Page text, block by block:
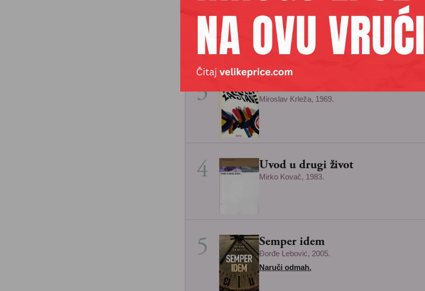
2 Ivo Andrić, 1945.
3 Miroslav Krleža, 1969.
4 Uvod u drugi život
Mirko Kovač, 1983.
5 Semper idem
Đorđe Lebović, 2005.
Naruči odmah.